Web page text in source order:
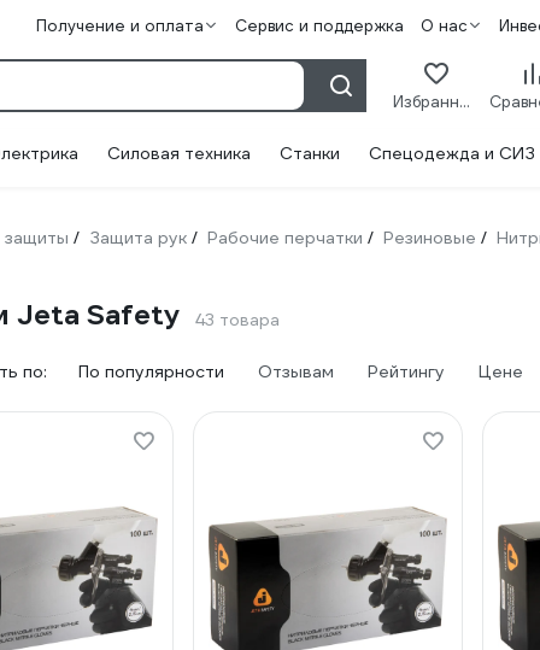
Получение и оплата Сервис и поддержка О нас
Избранное
Силовая техника Станки Спецодежда и СИЗ
защиты / Защита рук / Рабочие перчатки / Резиновые /
Jeta Safety 43 товара
по: По популярности Отзывам Рейтингу Цене